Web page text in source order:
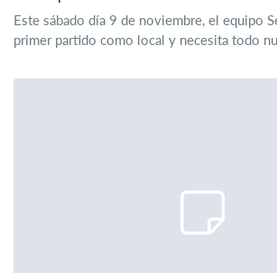
Este sábado día 9 de noviembre, el equipo
primer partido como local y necesita todo